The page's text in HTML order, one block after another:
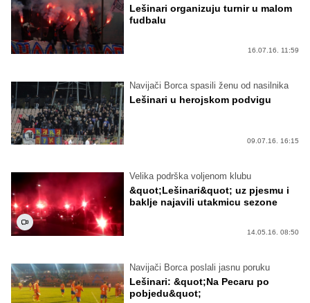
Lešinari organizuju turnir u malom
fudbalu
16.07.16. 11:59
Navijači Borca spasili ženu od nasilnika
Lešinari u herojskom podvigu
09.07.16. 16:15
Velika podrška voljenom klubu
&quot;Lešinari&quot; uz pjesmu i
baklje najavili utakmicu sezone
14.05.16. 08:50
Navijači Borca poslali jasnu poruku
Lešinari: &quot;Na Pecaru po
pobjedu&quot;